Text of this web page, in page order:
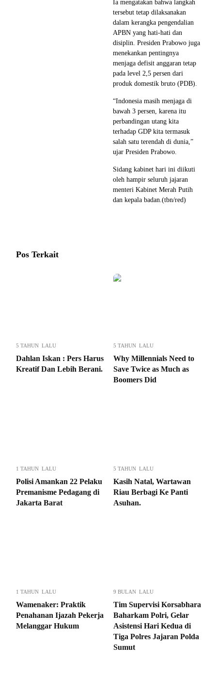
Ia mengatakan bahwa langkah
tersebut tetap dilaksanakan
dalam kerangka pengendalian
APBN yang hati-hati dan
disiplin. Presiden Prabowo juga
menekankan pentingnya
menjaga defisit anggaran tetap
pada level 2,5 persen dari
produk domestik bruto (PDB).
“Indonesia masih menjaga di
bawah 3 persen, karena itu
perbandingan utang kita
terhadap GDP kita termasuk
salah satu terendah di dunia,”
ujar Presiden Prabowo.
Sidang kabinet hari ini diikuti
oleh hampir seluruh jajaran
menteri Kabinet Merah Putih
dan kepala badan.(tbn/red)
Pos Terkait
5 TAHUN LALU
Dahlan Iskan : Pers Harus
Kreatif Dan Lebih Berani.
5 TAHUN LALU
Why Millennials Need to
Save Twice as Much as
Boomers Did
1 TAHUN LALU
Polisi Amankan 22 Pelaku
Premanisme Pedagang di
Jakarta Barat
5 TAHUN LALU
Kasih Natal, Wartawan
Riau Berbagi Ke Panti
Asuhan.
1 TAHUN LALU
Wamenaker: Praktik
Penahanan Ijazah Pekerja
Melanggar Hukum
9 BULAN LALU
Tim Supervisi Korsabhara
Baharkam Polri, Gelar
Asistensi Hari Kedua di
Tiga Polres Jajaran Polda
Sumut